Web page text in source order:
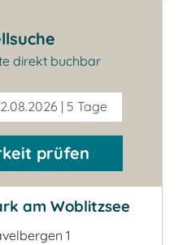
direkt buchbar
| 5 Tage
prüfen
am Woblitzsee
1